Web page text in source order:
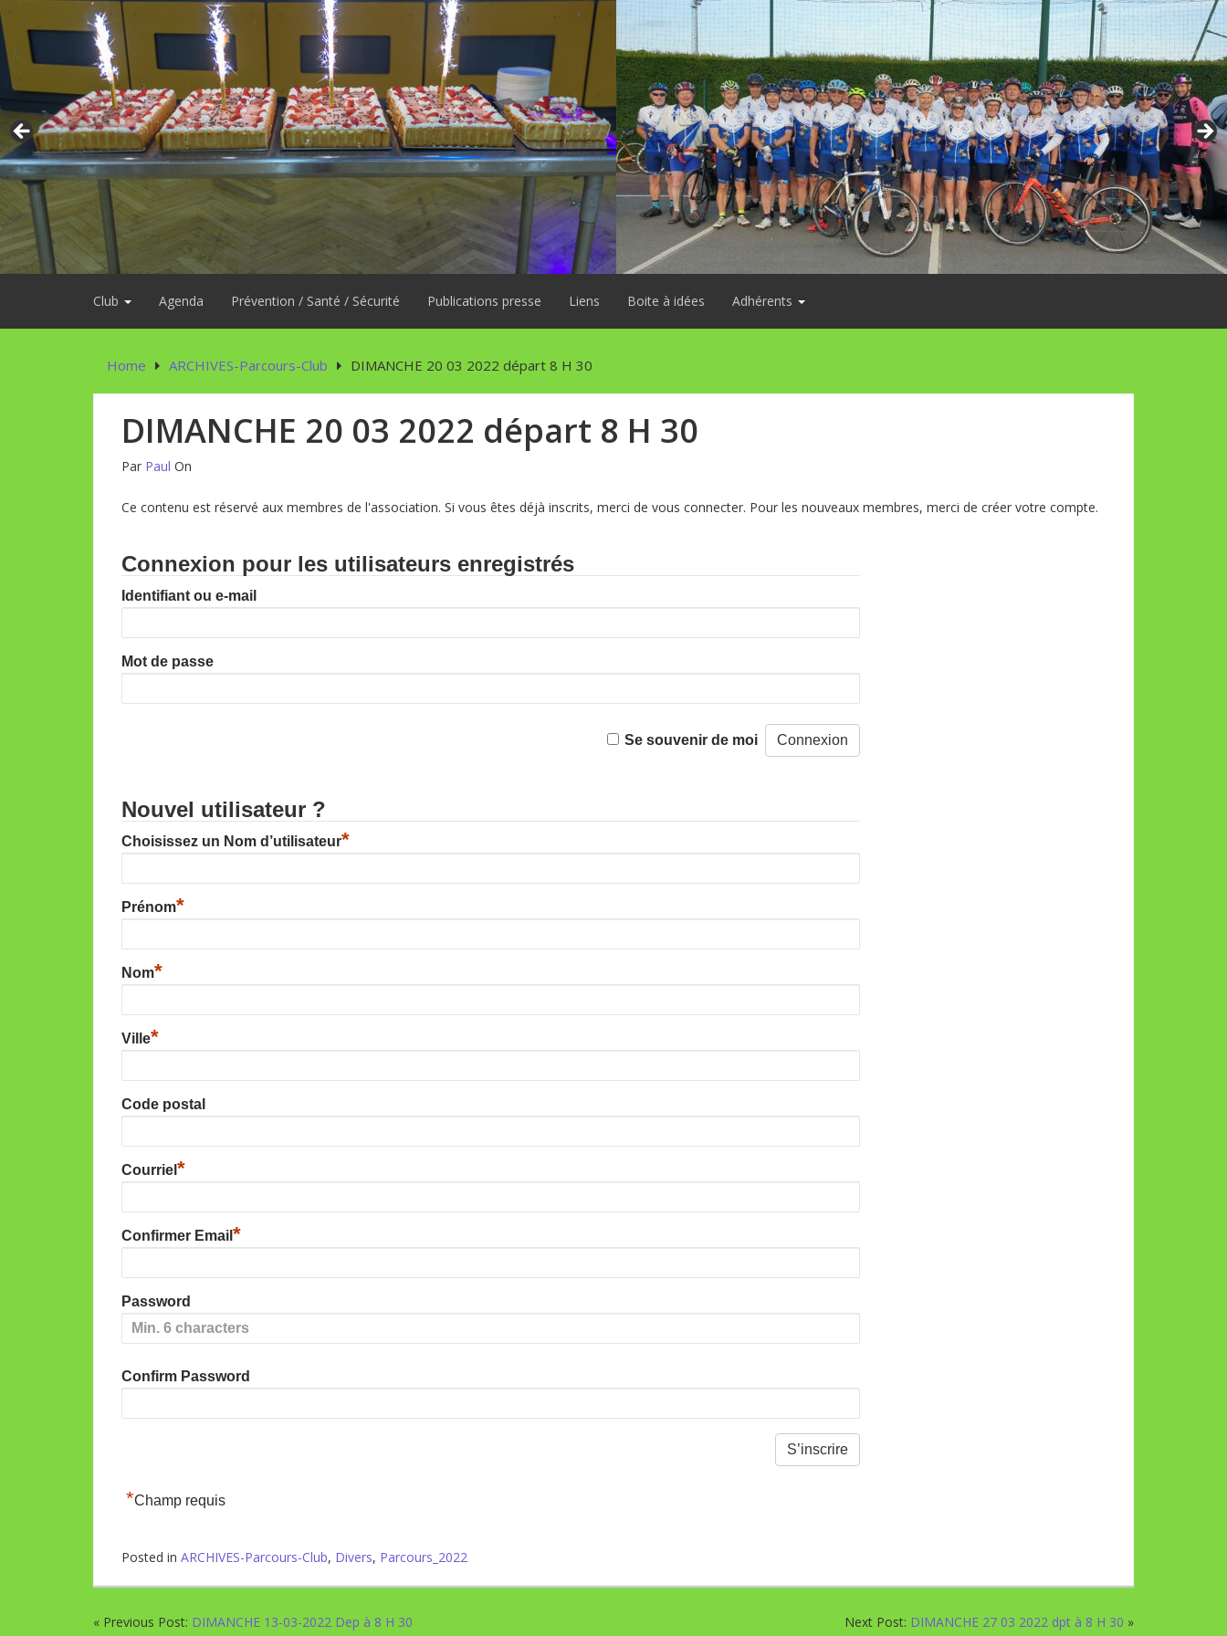
to
content
Club Agenda Prévention / Santé / Sécurité Publications presse Liens Boite à idées Adhérents
Home ARCHIVES-Parcours-Club DIMANCHE 20 03 2022 départ 8 H 30
DIMANCHE 20 03 2022 départ 8 H 30
Par Paul On
Ce contenu est réservé aux membres de l'association. Si vous êtes déjà inscrits, merci de vous connecter. Pour les nouveaux membres, merci de créer votre compte.
Connexion pour les utilisateurs enregistrés
Identifiant ou e-mail
Mot de passe
Se souvenir de moi
Nouvel utilisateur ?
Choisissez un Nom d’utilisateur*
Prénom*
Nom*
Ville*
Code postal
Courriel *
Confirmer Email *
Password
Confirm Password
*Champ requis
Posted in ARCHIVES-Parcours-Club, Divers, Parcours_2022
« Previous Post: DIMANCHE 13-03-2022 Dep à 8 H 30 Next Post: DIMANCHE 27 03 2022 dpt à 8 H 30 »